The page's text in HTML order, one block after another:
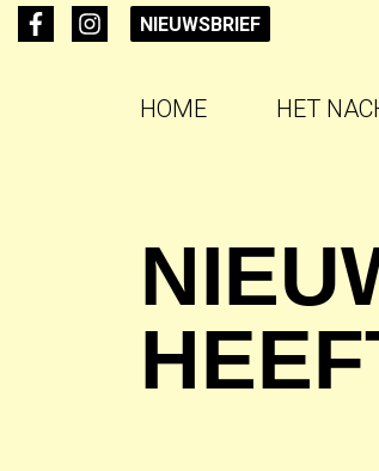
HOME HET
NIEUWSBRIEF